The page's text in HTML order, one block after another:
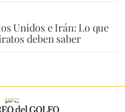
Unidos e Irán: Lo que
deben saber